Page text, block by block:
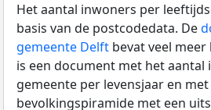
Het aantal inwoners per
basis van de postcodedata. De
gemeente Delft bevat veel
is een document met het aantal
gemeente per levensjaar en met
bevolkingspiramide met een